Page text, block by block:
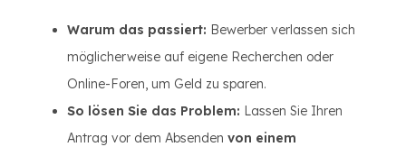
Warum das passiert: Bewerber verlassen sich
möglicherweise auf eigene Recherchen oder
Online-Foren, um Geld zu sparen.
So lösen Sie das Problem: Lassen Sie Ihren
Antrag vor dem Absenden von einem